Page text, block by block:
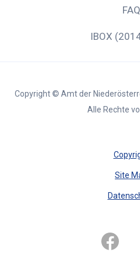
FAQ
IBOX
Copyright © Amt der
Alle Rechte
Site